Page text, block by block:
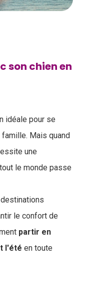
son chien en
idéale pour se
Mais quand
une
le monde passe
le confort de
partir en
l'été en toute